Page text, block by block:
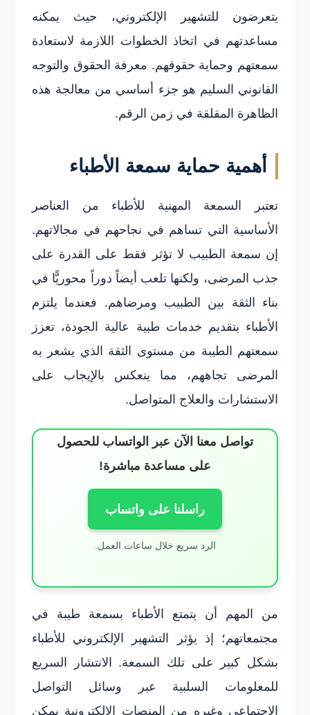
يتعرضون للتشهير الإلكتروني، حيث يمكنه
مساعدتهم في اتخاذ الخطوات اللازمة لاستعادة
سمعتهم وحماية حقوقهم. معرفة الحقوق والتوجه
القانوني السليم هو جزء أساسي من معالجة هذه
الظاهرة المقلقة في زمن الرقم.
أهمية حماية سمعة الأطباء
تعتبر السمعة المهنية للأطباء من العناصر
الأساسية التي تساهم في نجاحهم في مجالاتهم.
إن سمعة الطبيب لا تؤثر فقط على القدرة على
جذب المرضى، ولكنها تلعب أيضاً دوراً محوريًّا في
بناء الثقة بين الطبيب ومرضاهم. فعندما يلتزم
الأطباء بتقديم خدمات طبية عالية الجودة، تعزز
سمعتهم الطيبة من مستوى الثقة الذي يشعر به
المرضى تجاههم، مما ينعكس بالإيجاب على
الاستشارات والعلاج المتواصل.
تواصل معنا الآن عبر الواتساب للحصول
على مساعدة مباشرة!
راسلنا على واتساب
الرد سريع خلال ساعات العمل.
من المهم أن يتمتع الأطباء بسمعة طيبة في
مجتمعاتهم؛ إذ يؤثر التشهير الإلكتروني للأطباء
بشكل كبير على تلك السمعة. الانتشار السريع
للمعلومات السلبية عبر وسائل التواصل
الاجتماعي وغيره من المنصات الإلكترونية يمكن